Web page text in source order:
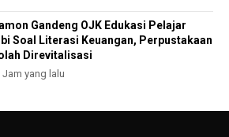
Gandeng OJK Edukasi Pelajar
Soal Literasi Keuangan, Perpustakaan
Direvitalisasi
Jam yang lalu